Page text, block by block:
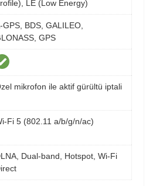
LE (Low Energy)
GPS, BDS, GALILEO,
GPS
mikrofon ile aktif gürültü iptali
Fi 5 (802.11 a/b/g/n/ac)
Dual-band, Hotspot, Wi-Fi